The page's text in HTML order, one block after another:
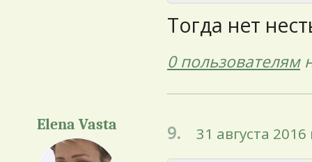
Тогда нет
0 пользователям
Elena Vasta 9. 31 августа